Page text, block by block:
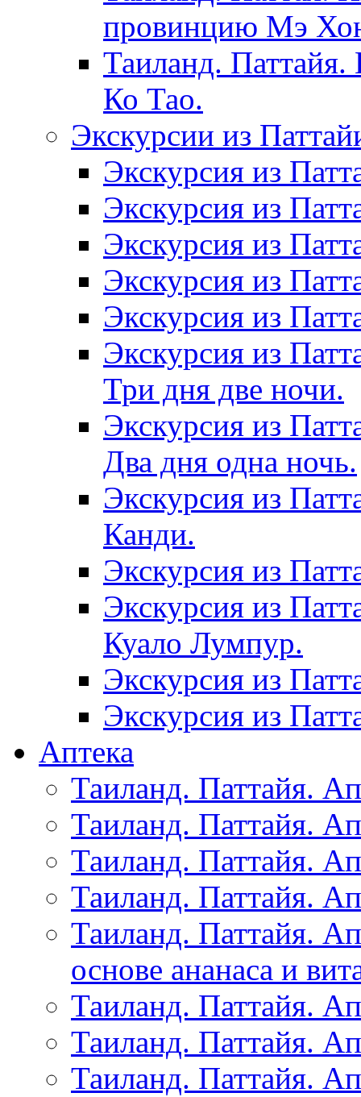
провинцию Мэ
Таиланд.
Ко Тао.
Экскурсии из
Экскурсия из
Экскурсия из
Экскурсия из
Экскурсия из
Экскурсия из
Экскурсия из
Три дня две ночи.
Экскурсия из
Два дня одна ночь.
Экскурсия из
Канди.
Экскурсия из
Экскурсия из
Куало Лумпур.
Экскурсия из
Экскурсия из
Аптека
Таиланд. Паттайя.
Таиланд. Паттайя.
Таиланд. Паттайя.
Таиланд. Паттайя.
Таиланд. Паттайя.
основе ананаса и
Таиланд. Паттайя.
Таиланд. Паттайя.
Таиланд. Паттайя.